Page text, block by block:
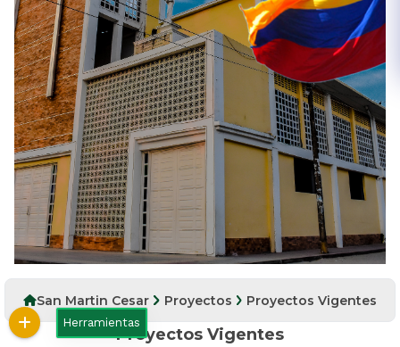
San Martin Cesar Proyectos Proyectos Vigentes
Proyectos Vigentes
Herramientas